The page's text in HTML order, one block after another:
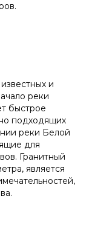
и
реки
быстрое
подходящих
реки Белой
для
Гранитный
является